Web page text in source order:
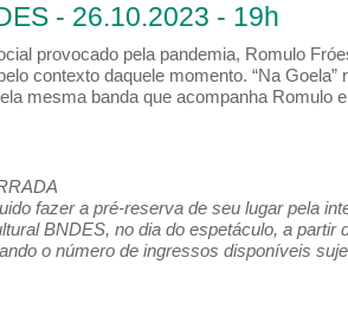
- 26.10.2023 - 19h
provocado pela pandemia, Romulo
contexto daquele momento. “Na
mesma banda que acompanha Romulo
fazer a pré-reserva de seu lugar pela
BNDES, no dia do espetáculo, a
o número de ingressos disponíveis